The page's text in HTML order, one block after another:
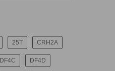
25T CRH2A
DF4C DF4D